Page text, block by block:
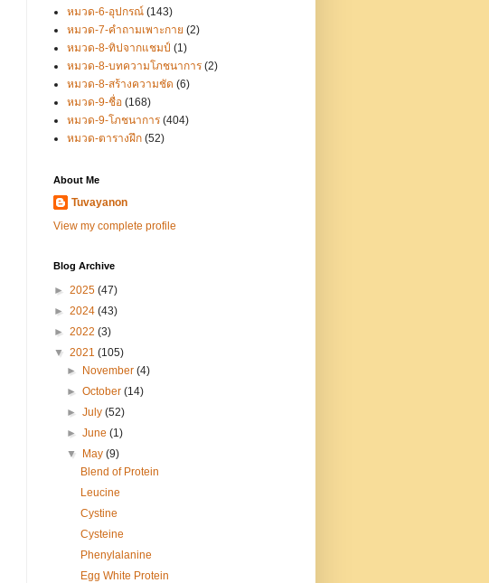
หมวด-6-อุปกรณ์ (143)
หมวด-7-คำถามเพาะกาย (2)
หมวด-8-ทิปจากแชมป์ (1)
หมวด-8-บทความโภชนาการ (2)
หมวด-8-สร้างความชัด (6)
หมวด-9-ชื่อ (168)
หมวด-9-โภชนาการ (404)
หมวด-ตารางฝึก (52)
About Me
Tuvayanon
View my complete profile
Blog Archive
► 2025 (47)
► 2024 (43)
► 2022 (3)
▼ 2021 (105)
►
November(4)
►October(14)
►July(52)
►June(1)
▼
May(9)
Blend of Protein
Leucine
Cystine
Cysteine
Phenylalanine
Egg White Protein